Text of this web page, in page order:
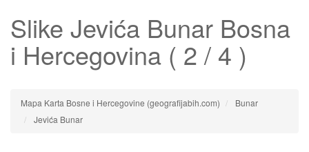
Slike Jevića Bunar Bosna
i Hercegovina ( 2 / 4 )
Mapa Karta Bosne i Hercegovine (geografijabih.com)
Bunar
Jevića Bunar